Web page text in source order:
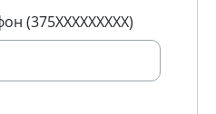
(375XXXXXXXXX)